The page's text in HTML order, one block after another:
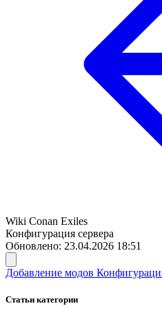
Wiki Conan Exiles
Конфигурация сервера
Обновлено: 23.04.2026 18:51
Добавление модов
Статьи категории